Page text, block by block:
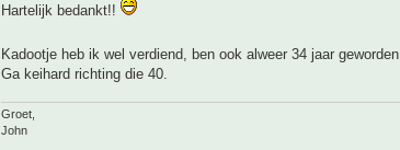
Hartelijk bedankt!!
Kadootje heb ik wel verdiend, ben ook alweer 34 jaar geworden
Ga keihard richting die 40.
Groet,
John